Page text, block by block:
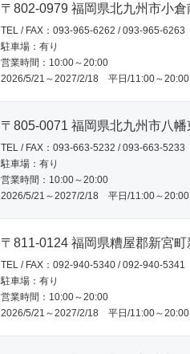
〒802-0979 福岡県北九州市小
TEL / FAX：093-965-6262 / 093-965-6263
駐車場：有り
営業時間：10:00～20:00
2026/5/21～2027/2/18 平日/11:00～
〒805-0071 福岡県北九州市八
TEL / FAX：093-663-5232 / 093-663-5233
駐車場：有り
営業時間：10:00～20:00
2026/5/21～2027/2/18 平日/11:00～
〒811-0124 福岡県糟屋郡新宮
TEL / FAX：092-940-5340 / 092-940-5341
駐車場：有り
営業時間：10:00～20:00
2026/5/21～2027/2/18 平日/11:00～